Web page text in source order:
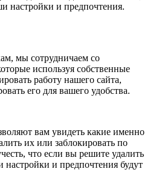
настройки и предпочтения.
мы сотрудничаем со
используя собственные
работу нашего сайта,
его для вашего удобства.
вам увидеть какие именно
их или заблокировать по
что если вы решите удалить
настройки и предпочтения будут